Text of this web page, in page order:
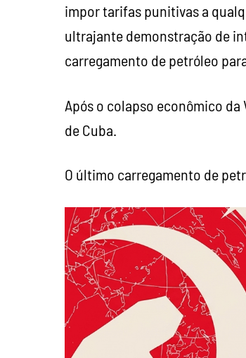
impor tarifas punitivas a
ultrajante demonstração de
carregamento de petróleo
Após o colapso econômico
de Cuba.
O último carregamento de